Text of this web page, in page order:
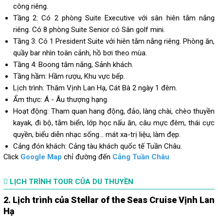
công riêng.
Tầng 2: Có 2 phòng Suite Executive với sân hiên tắm nắng
riêng. Có 8 phòng Suite Senior có Sân golf mini.
Tầng 3: Có 1 President Suite với hiên tắm nắng riêng. Phòng ăn,
quầy bar nhìn toàn cảnh, hồ bơi theo mùa.
Tầng 4: Boong tắm nắng, Sảnh khách.
Tầng hầm: Hầm rượu, Khu vực bếp.
Lịch trình: Thăm Vịnh Lan Hạ, Cát Bà 2 ngày 1 đêm.
Ẩm thực: Á - Âu thượng hạng.
Hoạt động: Tham quan hang động, đảo, làng chài, chèo thuyền
kayak, đi bộ, tắm biển, lớp học nấu ăn, câu mực đêm, thái cực
quyền, biểu diễn nhạc sống... mát xa-trị liệu, làm đẹp.
Cảng đón khách: Cảng tàu khách quốc tế Tuần Châu.
Click Google Map chỉ đường đến Cảng Tuần Châu
LỊCH TRÌNH TOUR CỦA DU THUYỀN
2. Lịch trình của Stellar of the Seas Cruise Vịnh Lan
Hạ